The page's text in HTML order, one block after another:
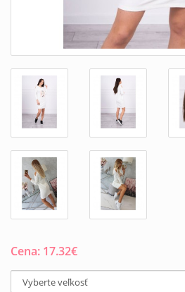
Cena: 17.32€